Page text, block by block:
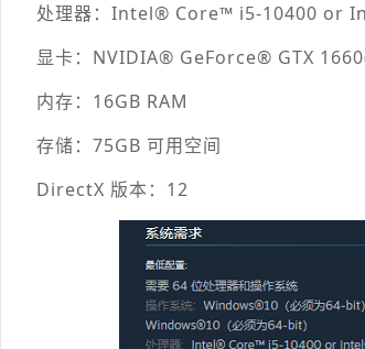
处理器：Intel® Core™ i5-10400 or
显卡：NVIDIA® GeForce® GTX
内存：16GB RAM
存储：75GB 可用空间
DirectX 版本：12